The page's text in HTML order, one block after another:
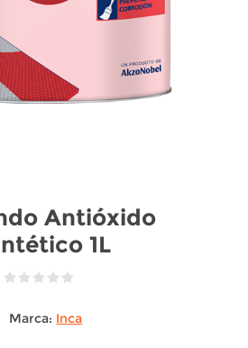
Antióxido
1L
Marca: Inca